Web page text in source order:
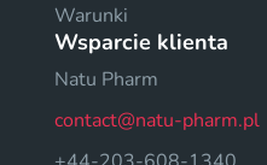
Warunki
Wsparcie klienta
Natu Pharm
contact@natu-pharm.pl